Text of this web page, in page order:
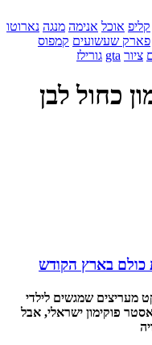
קליפ אוכל אנימה מנגה נארוטו
פארק שעשועים קמפוס
ציור gta גורילז
כולם בארץ הקודש
מעריצים שמגשים לילדי
מאסטר פוקימון ישראלי, אבל